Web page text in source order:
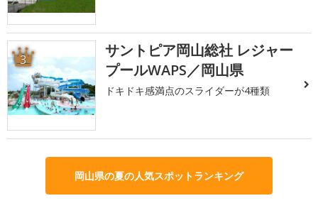
3
サントピア岡山総社 レジャー
プールWAPS／岡山県
ドキドキ感満点のスライダーが4種類
岡山県の夏の人気スポットランキング